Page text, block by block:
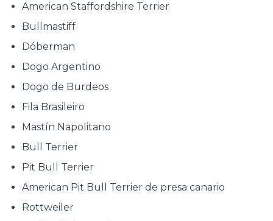
American Staffordshire Terrier
Bullmastiff
Dóberman
Dogo Argentino
Dogo de Burdeos
Fila Brasileiro
Mastín Napolitano
Bull Terrier
Pit Bull Terrier
American Pit Bull Terrier de presa canario
Rottweiler